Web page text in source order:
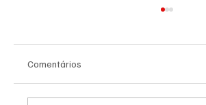
Comentários